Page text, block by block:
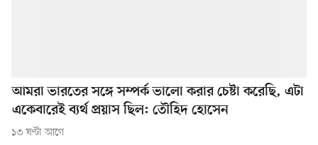
আমরা ভারতের সঙ্গে সম্পর্ক ভালো করার চেষ্টা করেছি, এটা
একেবারেই ব্যর্থ প্রয়াস ছিল: তৌহিদ হোসেন
১৩ ঘণ্টা আগে